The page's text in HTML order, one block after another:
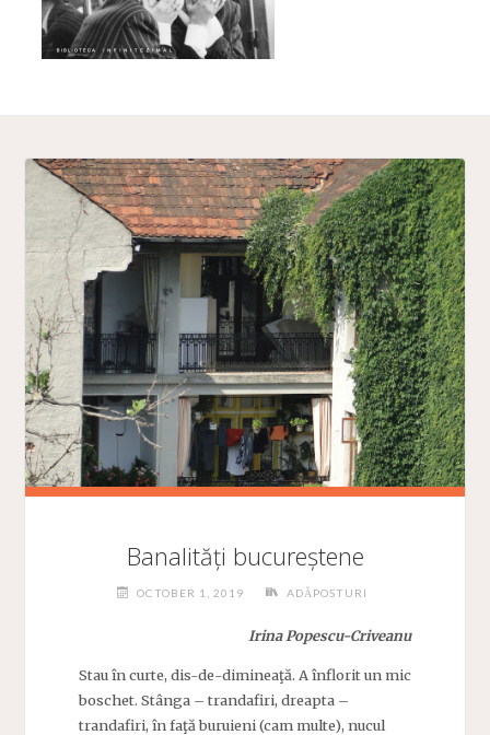
Banalități bucureștene
OCTOBER 1, 2019 ADĂPOSTURI
Irina Popescu-Criveanu
Stau în curte, dis-de-dimineaţă. A înflorit un mic
boschet. Stânga – trandafiri, dreapta –
trandafiri, în faţă buruieni (cam multe), nucul